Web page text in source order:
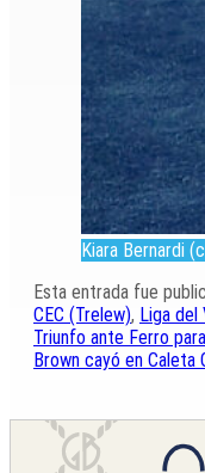
Kiara Bernardi
Esta entrada fue
CEC (Trelew), Liga del
Triunfo ante Ferro
Brown cayó en Caleta